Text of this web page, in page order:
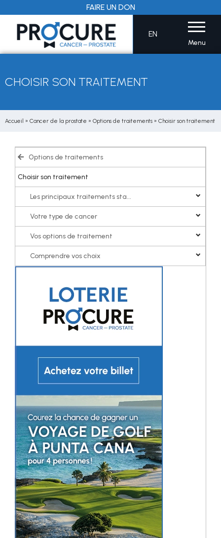
au
contenu
FAIRE UN DON
EN
Menu
CHOISIR SON TRAITEMENT
Accueil » Cancer de la prostate » Options de traitements » Choisir son traitement
Options de traitements
Choisir son traitement
Les principaux traitements sta...
Votre type de cancer
Vos options de traitement
Comprendre vos choix